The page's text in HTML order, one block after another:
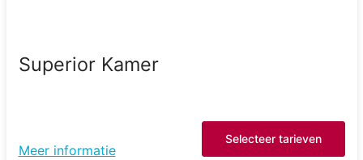
Superior Kamer
Meer informatie
Selecteer tarieven